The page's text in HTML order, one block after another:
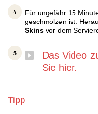
Für ungefähr 15
geschmolzen ist.
Skins vor dem
Das Video
Sie hier.
Tipp